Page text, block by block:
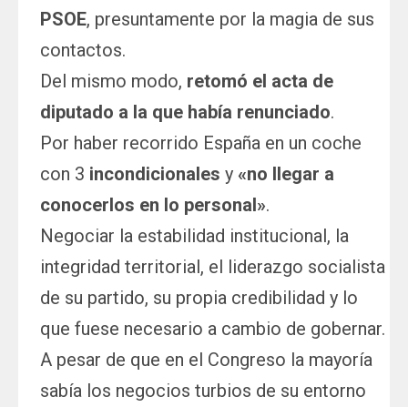
PSOE, presuntamente por la magia de sus
contactos.
Del mismo modo, retomó el acta de
diputado a la que había renunciado.
Por haber recorrido España en un coche
con 3 incondicionales y «no llegar a
conocerlos en lo personal».
Negociar la estabilidad institucional, la
integridad territorial, el liderazgo socialista
de su partido, su propia credibilidad y lo
que fuese necesario a cambio de gobernar.
A pesar de que en el Congreso la mayoría
sabía los negocios turbios de su entorno